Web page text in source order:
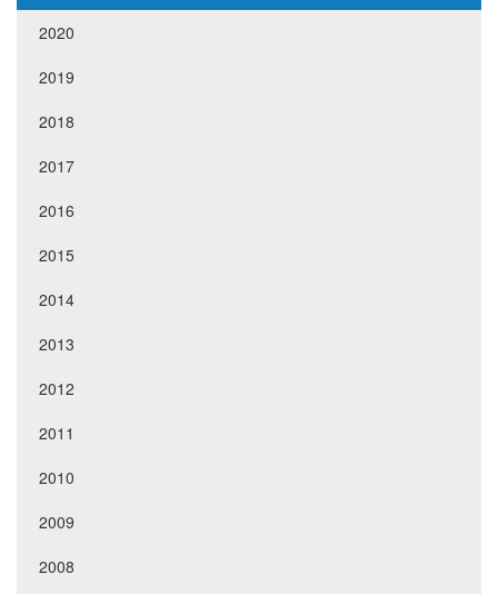
2020
2019
2018
2017
2016
2015
2014
2013
2012
2011
2010
2009
2008